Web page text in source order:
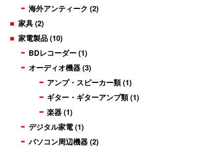
海外アンティーク (2)
家具(2)
家電製品(10)
BDレコーダー(1)
オーディオ機器(3)
アンプ・スピーカー類(1)
ギター・ギターアンプ類(1)
楽器(1)
デジタル家電(1)
パソコン周辺機器(2)